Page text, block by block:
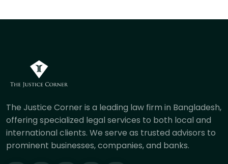
The Justice Corner is a leading law firm in Bangladesh,
offering specialized legal services to both local and
international clients. We serve as trusted advisors to
prominent businesses, companies, and banks.